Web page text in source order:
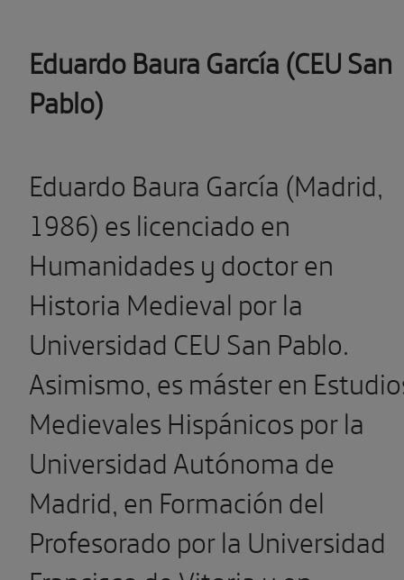
Eduardo Baura García (CEU San
Pablo)
Eduardo Baura García (Madrid,
1986) es licenciado en
Humanidades y doctor en
Historia Medieval por la
Universidad CEU San Pablo.
Asimismo, es máster en
Medievales Hispánicos por la
Universidad Autónoma de
Madrid, en Formación del
Profesorado por la Universidad